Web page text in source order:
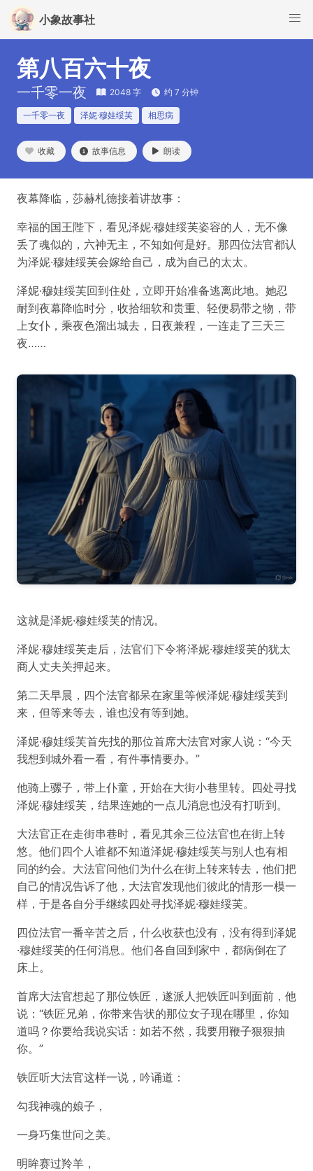
小象故事社
第八百六十夜
一千零一夜 2048 字 约 7 分钟
一千零一夜 泽妮·穆娃绥芙 相思病
收藏 故事信息 朗读
夜幕降临，莎赫札德接着讲故事：
幸福的国王陛下，看见泽妮·穆娃绥芙姿容的人，无不像
丢了魂似的，六神无主，不知如何是好。那四位法官都认
为泽妮·穆娃绥芙会嫁给自己，成为自己的太太。
泽妮·穆娃绥芙回到住处，立即开始准备逃离此地。她忍
耐到夜幕降临时分，收拾细软和贵重、轻便易带之物，带
上女仆，乘夜色溜出城去，日夜兼程，一连走了三天三
夜……
这就是泽妮·穆娃绥芙的情况。
泽妮·穆娃绥芙走后，法官们下令将泽妮·穆娃绥芙的犹太
商人丈夫关押起来。
第二天早晨，四个法官都呆在家里等候泽妮·穆娃绥芙到
来，但等来等去，谁也没有等到她。
泽妮·穆娃绥芙首先找的那位首席大法官对家人说：“今天
我想到城外看一看，有件事情要办。”
他骑上骡子，带上仆童，开始在大街小巷里转。四处寻找
泽妮·穆娃绥芙，结果连她的一点儿消息也没有打听到。
大法官正在走街串巷时，看见其余三位法官也在街上转
悠。他们四个人谁都不知道泽妮·穆娃绥芙与别人也有相
同的约会。大法官问他们为什么在街上转来转去，他们把
自己的情况告诉了他，大法官发现他们彼此的情形一模一
样，于是各自分手继续四处寻找泽妮·穆娃绥芙。
四位法官一番辛苦之后，什么收获也没有，没有得到泽妮
·穆娃绥芙的任何消息。他们各自回到家中，都病倒在了
床上。
首席大法官想起了那位铁匠，遂派人把铁匠叫到面前，他
说：“铁匠兄弟，你带来告状的那位女子现在哪里，你知
道吗？你要给我说实话：如若不然，我要用鞭子狠狠抽
你。”
铁匠听大法官这样一说，吟诵道：
勾我神魂的娘子，
一身巧集世问之美。
明眸赛过羚羊，